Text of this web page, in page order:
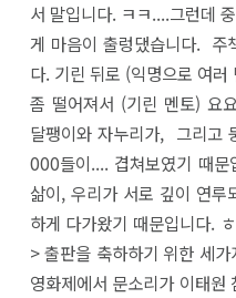
서 말입니다. ㅋㅋ....그런데
게 마음이 출렁댔습니다. 주
다. 기린 뒤로 (익명으로 여
좀 떨어져서 (기린 멘토) 요
달팽이와 자누리가, 그리고
000들이.... 겹쳐보였기 때
삶이, 우리가 서로 깊이 연루
하게 다가왔기 때문입니다.
> 출판을 축하하기 위한 세
영화제에서 문소리가 이태원